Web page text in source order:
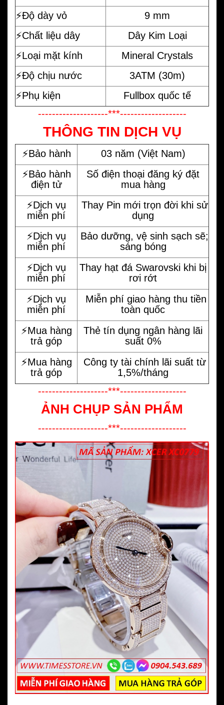
⚡️Độ dày vỏ
9 mm
⚡️Chất liệu dây
Dây Kim Loại
⚡️Loại mặt kính
Mineral Crystals
⚡️Độ chịu nước
3ATM (30m)
⚡️Phụ kiện
Fullbox quốc tế
--------------------***-------------------
THÔNG TIN DỊCH VỤ
⚡️Bảo hành
03 năm (Việt Nam)
⚡️Bảo hành
điện tử
Số điện thoại đăng ký đặt
mua hàng
⚡️Dịch vụ
miễn phí
Thay Pin mới trọn đời khi sử
dụng
⚡️Dịch vụ
miễn phí
Bảo dưỡng, vệ sinh sạch sẽ;
sáng bóng
⚡️Dịch vụ
miễn phí
Thay hạt đá Swarovski khi bị
rơi rớt
⚡️Dịch vụ
miễn phí
Miễn phí giao hàng thu tiền
toàn quốc
⚡️Mua hàng
trả góp
Thẻ tín dụng ngân hàng lãi
suất 0%
⚡️Mua hàng
trả góp
Công ty tài chính lãi suất từ
1,5%/tháng
--------------------***-------------------
ẢNH CHỤP SẢN PHẨM
--------------------***-------------------